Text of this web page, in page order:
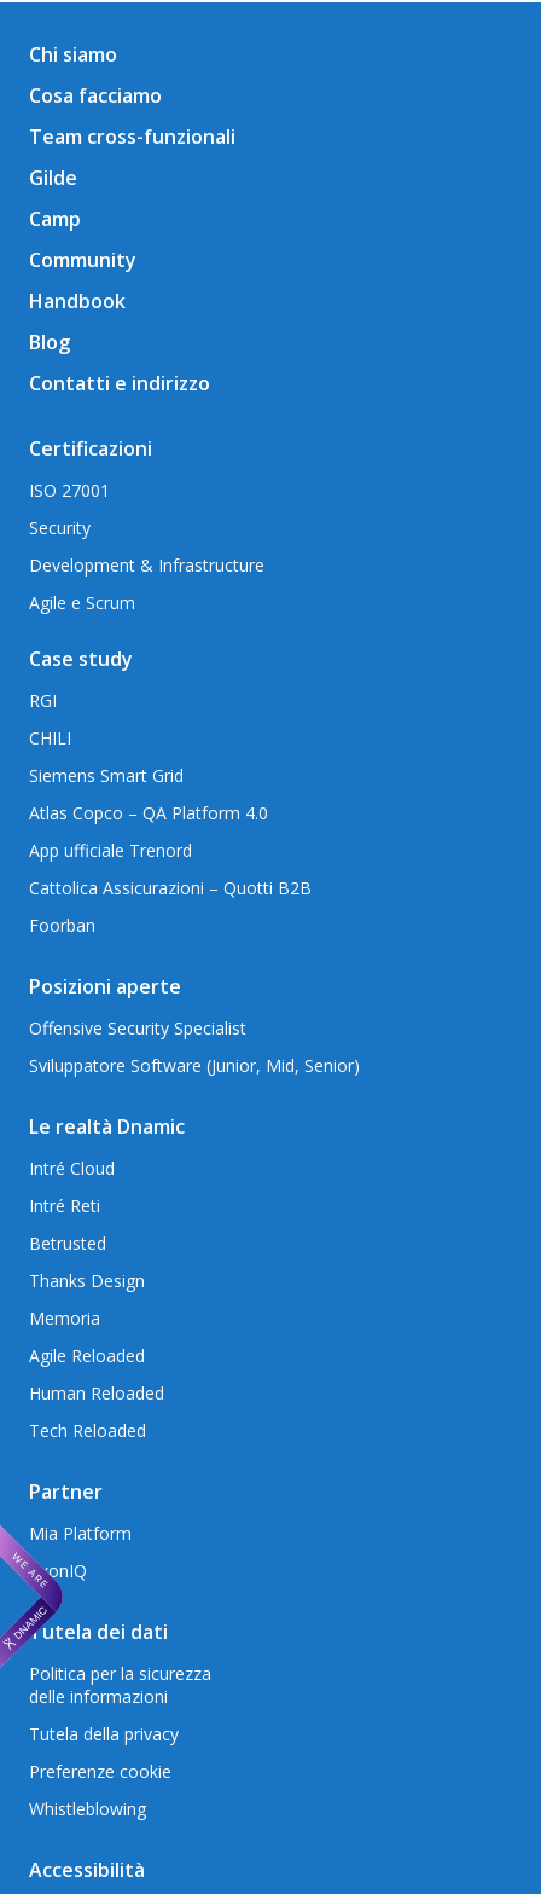
Chi siamo
Cosa facciamo
Team cross-funzionali
Gilde
Camp
Community
Handbook
Blog
Contatti e indirizzo
Certificazioni
ISO 27001
Security
Development & Infrastructure
Agile e Scrum
Case study
RGI
CHILI
Siemens Smart Grid
Atlas Copco – QA Platform 4.0
App ufficiale Trenord
Cattolica Assicurazioni – Quotti B2B
Foorban
Posizioni aperte
Offensive Security Specialist
Sviluppatore Software (Junior, Mid, Senior)
Le realtà Dnamic
Intré Cloud
Intré Reti
Betrusted
Thanks Design
Memoria
Agile Reloaded
Human Reloaded
Tech Reloaded
Partner
Mia Platform
AxonIQ
Tutela dei dati
Politica per la sicurezza
delle informazioni
Tutela della privacy
Preferenze cookie
Whistleblowing
Accessibilità